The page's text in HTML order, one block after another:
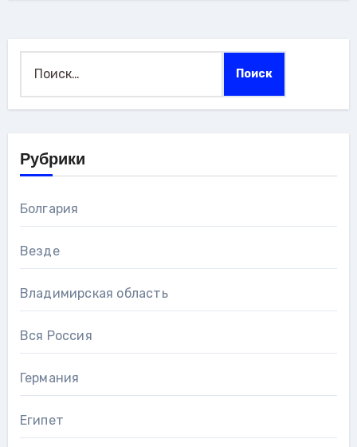
Рубрики
Болгария
Везде
Владимирская область
Вся Россия
Германия
Египет